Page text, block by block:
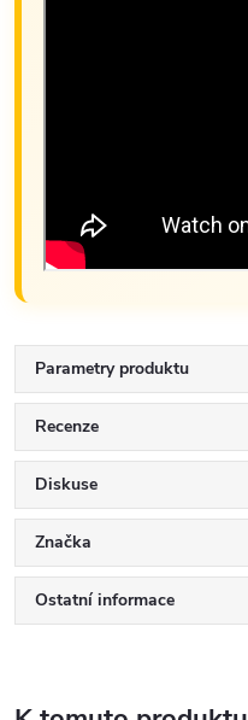
Parametry produktu
Recenze
Diskuse
Značka
Ostatní informace